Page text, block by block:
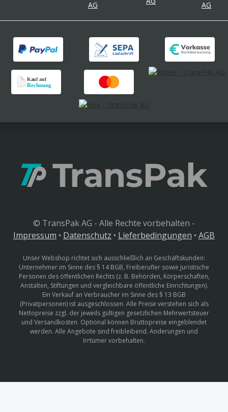
© TransPak AG - Alle Rechte vorbehalten -
Impressum • Datenschutz • Lieferbedingungen • AGB
Unser Webshop richtet sich ausschließlich an Geschäftskunden:
Unternehmer im Sinne des § 14 BGB, Freiberufler sowie juristische
Personen des öffentlichen Rechts (z. B. Behörden, Körperschaften,
Anstalten, Stiftungen und vergleichbare öffentliche Einrichtungen).
Ein Verkauf an Verbraucher im Sinne des § 13 BGB
(Privatpersonen) ist ausgeschlossen. Alle Preise verstehen sich als
Nettopreise zzgl. der jeweils gültigen gesetzlichen Mehrwertsteuer
und Versandkosten. Optional können Bruttopreise eingeblendet
werden. Alle Angebote sind freibleibend. Änderungen und
Irrtümer vorbehalten.